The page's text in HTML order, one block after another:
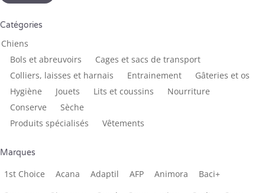
Catégories
Chiens
Bols et abreuvoirs
Cages et sacs de transport
Colliers, laisses et harnais
Entrainement
Gâteries et os ­
Hygiène
Jouets Lits et coussins
Nourriture
Conserve
Sèche
Produits spécialisés
Vêtements
Marques
1st Choice Acana Adaptil AFP Animora
Baci+